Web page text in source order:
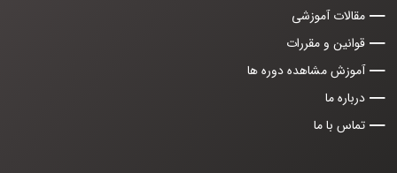
مقالات آموزشی
قوانین و مقررات
آموزش مشاهده دوره ها
درباره ما
تماس با ما